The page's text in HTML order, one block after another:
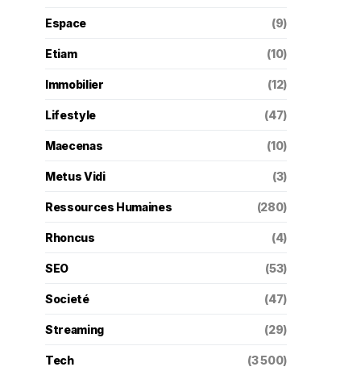
Espace (9)
Etiam (10)
Immobilier (12)
Lifestyle (47)
Maecenas (10)
Metus Vidi (3)
Ressources Humaines (280)
Rhoncus (4)
SEO (53)
Societé (47)
Streaming (29)
Tech (3 500)